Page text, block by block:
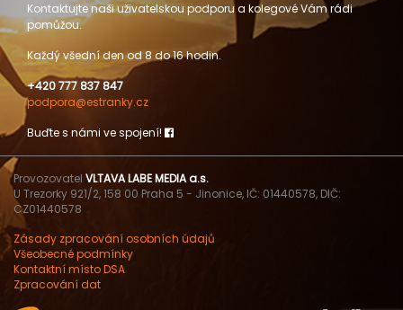
Kontaktujte naši uživatelskou podporu a kolegové Vám rádi
pomůžou.
Každý všední den od 8 do 16 hodin.
+420 777 837 847
podpora@estranky.cz
Buďte s námi ve spojení!
Provozovatel VLTAVA LABE MEDIA a.s.
U Trezorky 921/2, 158 00 Praha 5 - Jinonice, IČ: 01440578, DIČ:
CZ01440578
Zásady zpracování osobních údajů
Všeobecné podmínky
Kontaktní místo DSA
Zpracování dat